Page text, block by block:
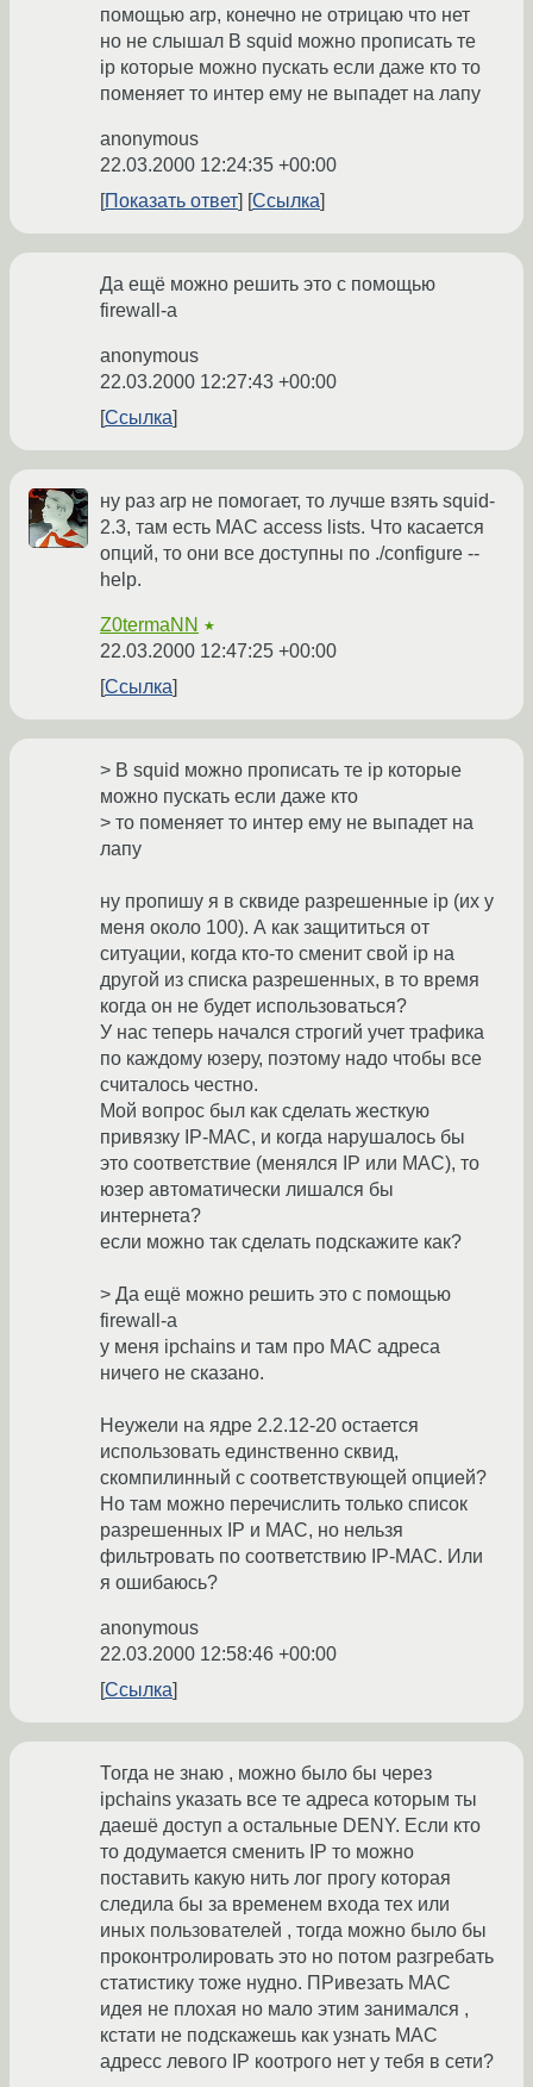
помощью arp, конечно не отрицаю что нет
но не слышал В squid можно прописать те
ip которые можно пускать если даже кто то
поменяет то интер ему не выпадет на лапу
anonymous
22.03.2000 12:24:35 +00:00
Показать ответ
Ссылка
Да ещё можно решить это с помощью
firewall-a
anonymous
22.03.2000 12:27:43 +00:00
Ссылка
ну раз arp не помогает, то лучше взять squid-
2.3, там есть MAC access lists. Что касается
опций, то они все доступны по ./configure --
help.
Z0termaNN ★
22.03.2000 12:47:25 +00:00
Ссылка
> В squid можно прописать те ip которые
можно пускать если даже кто
> то поменяет то интер ему не выпадет на
лапу
ну пропишу я в сквиде разрешенные ip (их у
меня около 100). А как защититься от
ситуации, когда кто-то сменит свой ip на
другой из списка разрешенных, в то время
когда он не будет использоваться?
У нас теперь начался строгий учет трафика
по каждому юзеру, поэтому надо чтобы все
считалось честно.
Мой вопрос был как сделать жесткую
привязку IP-MAC, и когда нарушалось бы
это соответствие (менялся IP или МАС), то
юзер автоматически лишался бы
интернета?
если можно так сделать подскажите как?
> Да ещё можно решить это с помощью
firewall-a
у меня ipchains и там про МАС адреса
ничего не сказано.
Неужели на ядре 2.2.12-20 остается
использовать единственно сквид,
скомпилинный с соответствующей опцией?
Но там можно перечислить только список
разрешенных IP и МАС, но нельзя
фильтровать по соответствию IP-МАС. Или
я ошибаюсь?
anonymous
22.03.2000 12:58:46 +00:00
Ссылка
Тогда не знаю , можно было бы через
ipchains указать все те адреса которым ты
даешё доступ а остальные DENY. Если кто
то додумается сменить IP то можно
поставить какую нить лог прогу которая
следила бы за временем входа тех или
иных пользователей , тогда можно было бы
проконтролировать это но потом разгребать
статистику тоже нудно. ПРивезать MAC
идея не плохая но мало этим занимался ,
кстати не подскажешь как узнать MAC
адресс левого IP коотрого нет у тебя в сети?